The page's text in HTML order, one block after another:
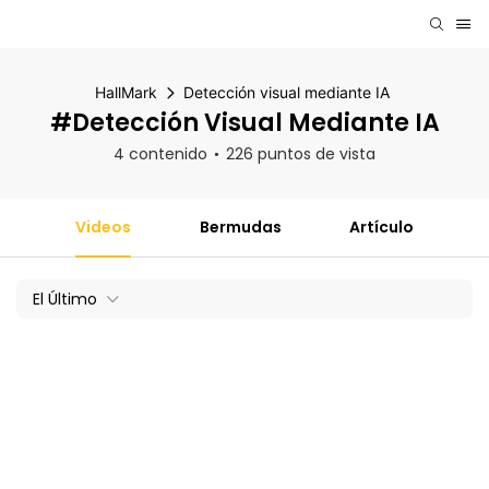
HallMark Detección visual mediante IA
#Detección Visual Mediante IA
4 contenido 226 puntos de vista
Videos Bermudas Artículo
El Último